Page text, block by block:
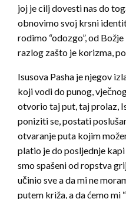
joj je cilj dovesti nas do
obnovimo svoj krsni
rodimo “odozgo”, od
razlog zašto je korizma,
Isusova Pasha je njegov
koji vodi do punog,
otvorio taj put, taj prolaz,
poniziti se, postati
otvaranje puta kojim
platio je do posljednje
smo spašeni od ropstva
učinio sve a da mi ne
putem križa, a da ćemo mi